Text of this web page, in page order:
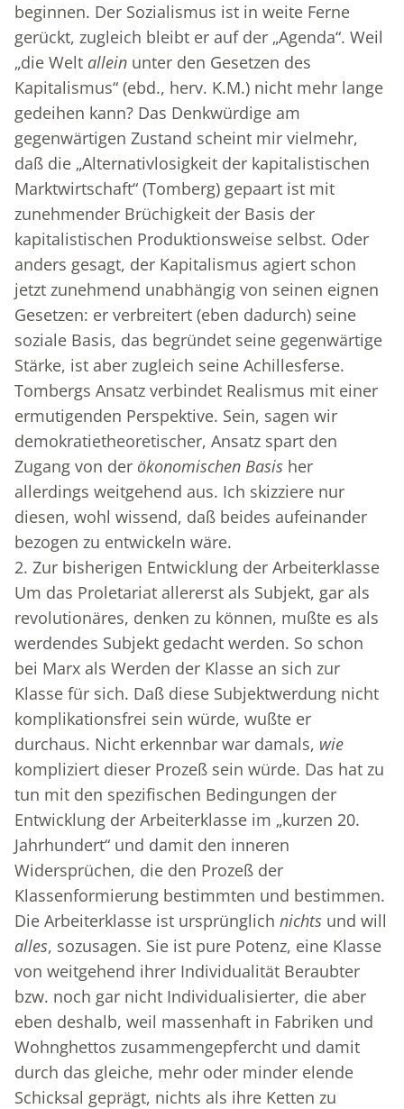
beginnen. Der Sozialismus ist in weite Ferne
gerückt, zugleich bleibt er auf der „Agenda“. Weil
„die Welt allein unter den Gesetzen des
Kapitalismus“ (ebd., herv. K.M.) nicht mehr lange
gedeihen kann? Das Denkwürdige am
gegenwärtigen Zustand scheint mir vielmehr,
daß die „Alternativlosigkeit der kapitalistischen
Marktwirtschaft“ (Tomberg) gepaart ist mit
zunehmender Brüchigkeit der Basis der
kapitalistischen Produktionsweise selbst. Oder
anders gesagt, der Kapitalismus agiert schon
jetzt zunehmend unabhängig von seinen eignen
Gesetzen: er verbreitert (eben dadurch) seine
soziale Basis, das begründet seine gegenwärtige
Stärke, ist aber zugleich seine Achillesferse.
Tombergs Ansatz verbindet Realismus mit einer
ermutigenden Perspektive. Sein, sagen wir
demokratietheoretischer, Ansatz spart den
Zugang von der ökonomischen Basis her
allerdings weitgehend aus. Ich skizziere nur
diesen, wohl wissend, daß beides aufeinander
bezogen zu entwickeln wäre.
2. Zur bisherigen Entwicklung der Arbeiterklasse
Um das Proletariat allererst als Subjekt, gar als
revolutionäres, denken zu können, mußte es als
werdendes Subjekt gedacht werden. So schon
bei Marx als Werden der Klasse an sich zur
Klasse für sich. Daß diese Subjektwerdung nicht
komplikationsfrei sein würde, wußte er
durchaus. Nicht erkennbar war damals, wie
kompliziert dieser Prozeß sein würde. Das hat zu
tun mit den spezifischen Bedingungen der
Entwicklung der Arbeiterklasse im „kurzen 20.
Jahrhundert“ und damit den inneren
Widersprüchen, die den Prozeß der
Klassenformierung bestimmten und bestimmen.
Die Arbeiterklasse ist ursprünglich nichts und will
alles, sozusagen. Sie ist pure Potenz, eine Klasse
von weitgehend ihrer Individualität Beraubter
bzw. noch gar nicht Individualisierter, die aber
eben deshalb, weil massenhaft in Fabriken und
Wohnghettos zusammengepfercht und damit
durch das gleiche, mehr oder minder elende
Schicksal geprägt, nichts als ihre Ketten zu